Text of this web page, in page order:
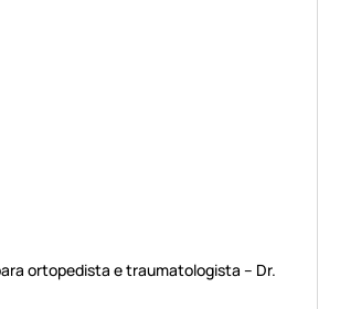
ortopedista e traumatologista – Dr.